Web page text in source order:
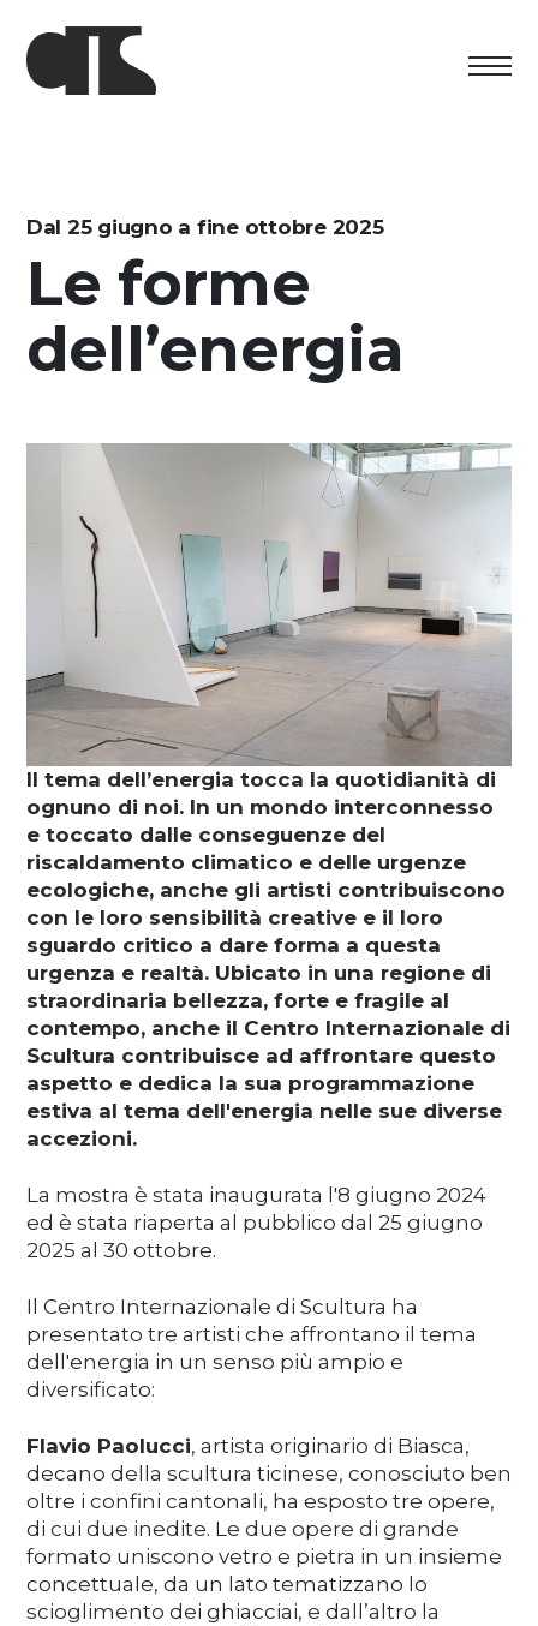
Exposition
Programme culturel
Artists in Residence
Découvrez
Media
Soutenez
DE EN FR IT
Dal 25 giugno a fine ottobre 2025
Le forme
dell’energia
Il tema dell’energia tocca la quotidianità di
ognuno di noi. In un mondo interconnesso
e toccato dalle conseguenze del
riscaldamento climatico e delle urgenze
ecologiche, anche gli artisti contribuiscono
con le loro sensibilità creative e il loro
sguardo critico a dare forma a questa
urgenza e realtà. Ubicato in una regione di
straordinaria bellezza, forte e fragile al
contempo, anche il Centro Internazionale di
Scultura contribuisce ad affrontare questo
aspetto e dedica la sua programmazione
estiva al tema dell'energia nelle sue diverse
accezioni.
La mostra è stata inaugurata l'8 giugno 2024
ed è stata riaperta al pubblico dal 25 giugno
2025 al 30 ottobre.
Il Centro Internazionale di Scultura ha
presentato tre artisti che affrontano il tema
dell'energia in un senso più ampio e
diversificato:
Flavio Paolucci, artista originario di Biasca,
decano della scultura ticinese, conosciuto ben
oltre i confini cantonali, ha esposto tre opere,
di cui due inedite. Le due opere di grande
formato uniscono vetro e pietra in un insieme
concettuale, da un lato tematizzano lo
scioglimento dei ghiacciai, e dall’altro la